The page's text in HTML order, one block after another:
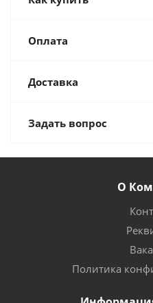
Оплата
Доставка
Задать вопрос
О
Политика